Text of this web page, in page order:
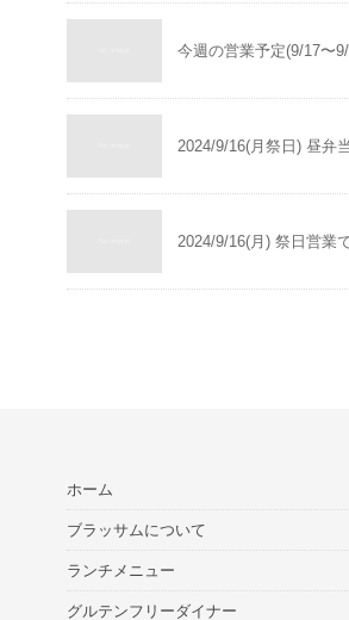
今週の営業予定(9/17〜
2024/9/16(月祭日) 昼弁
2024/9/16(月) 祭日営業
ホーム
ブラッサムについて
ランチメニュー
グルテンフリーダイナー